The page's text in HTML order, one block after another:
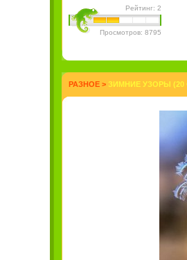
Рейтинг: 2
Просмотров: 8795
РАЗНОЕ > ЗИМНИЕ УЗОРЫ